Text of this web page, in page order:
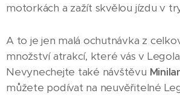
motorkách a zažít skvělou jízdu v
A to je jen malá ochutnávka z
množství atrakcí, které vás v
Nevynechejte také návštěvu
můžete podívat na neuvěřitelné